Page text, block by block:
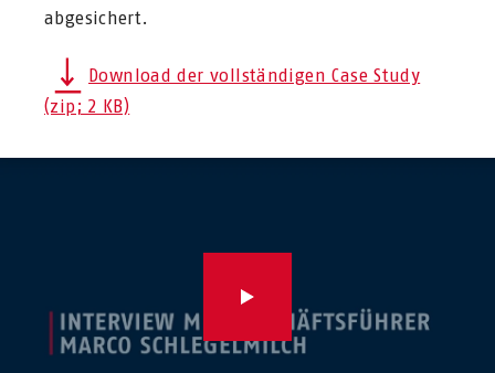
abgesichert.
Download der vollständigen Case Study
(zip; 2 KB)